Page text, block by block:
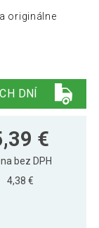
originálne
DNÍ
€
bez DPH
4,38 €